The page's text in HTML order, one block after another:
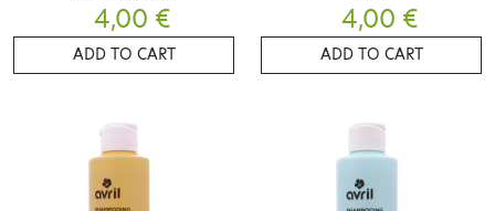
4,00 €
ADD TO CART
4,00 €
ADD TO CART